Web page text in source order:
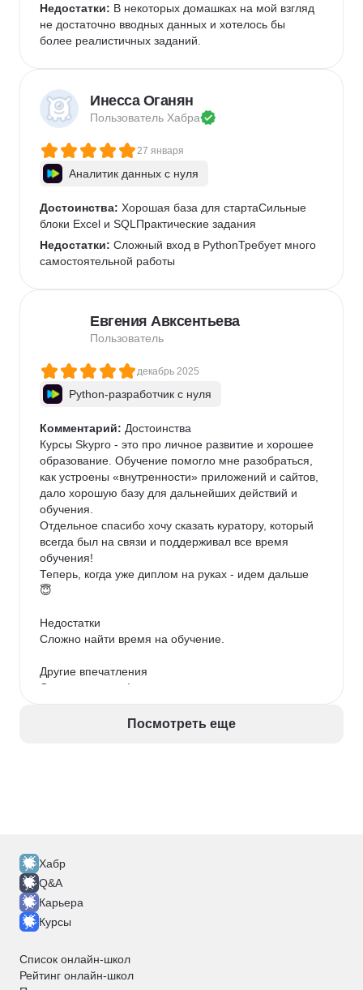
Недостатки: В некоторых домашках на мой взгляд
не достаточно вводных данных и хотелось бы
более реалистичных заданий.
Инесса Оганян
Пользователь Хабра
27 января
Аналитик данных с нуля
Достоинства: Хорошая база для стартаСильные
блоки Excel и SQLПрактические задания
Недостатки: Сложный вход в PythonТребует много
самостоятельной работы
Евгения Авксентьева
Пользователь
декабрь 2025
Python-разработчик с нуля
Комментарий: Достоинства
Курсы Skypro - это про личное развитие и хорошее
образование. Обучение помогло мне разобраться,
как устроены «внутренности» приложений и сайтов,
дало хорошую базу для дальнейших действий и
обучения.
Отдельное спасибо хочу сказать куратору, который
всегда был на связи и поддерживал все время
обучения!
Теперь, когда уже диплом на руках - идем дальше
😇
Недостатки
Сложно найти время на обучение.
Другие впечатления
Отличные курсы!
Посмотреть еще
Хабр
Q&A
Карьера
Курсы
Список онлайн-школ
Рейтинг онлайн-школ